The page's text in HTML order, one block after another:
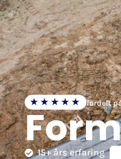
★★★★★ fordelt
15+ års erfaring